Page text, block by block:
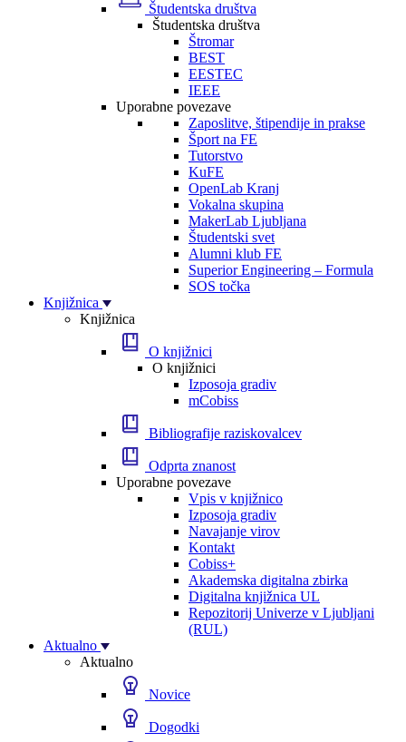
Študentska društva
Študentska društva
Štromar
BEST
EESTEC
IEEE
Uporabne povezave
Zaposlitve, štipendije in prakse
Šport na FE
Tutorstvo
KuFE
OpenLab Kranj
Vokalna skupina
MakerLab Ljubljana
Študentski svet
Alumni klub FE
Superior Engineering – Formula
SOS točka
Knjižnica
Knjižnica
O knjižnici
O knjižnici
Izposoja gradiv
mCobiss
Bibliografije raziskovalcev
Odprta znanost
Uporabne povezave
Vpis v knjižnico
Izposoja gradiv
Navajanje virov
Kontakt
Cobiss+
Akademska digitalna zbirka
Digitalna knjižnica UL
Repozitorij Univerze v Ljubljani
(RUL)
Aktualno
Aktualno
Novice
Dogodki